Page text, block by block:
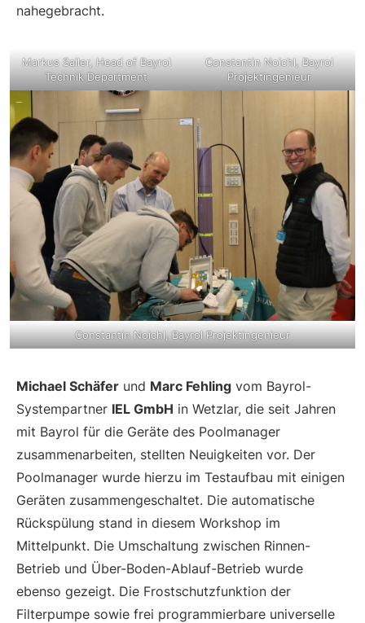
nahegebracht.
Markus Sailer, Head of Bayrol
Technik Department
Constantin Noichl, Bayrol
Projektingenieur
Constantin Noichl, Bayrol Projektingenieur
Michael Schäfer und Marc Fehling vom Bayrol-
Systempartner IEL GmbH in Wetzlar, die seit Jahren
mit Bayrol für die Geräte des Poolmanager
zusammenarbeiten, stellten Neuigkeiten vor. Der
Poolmanager wurde hierzu im Testaufbau mit einigen
Geräten zusammengeschaltet. Die automatische
Rückspülung stand in diesem Workshop im
Mittelpunkt. Die Umschaltung zwischen Rinnen-
Betrieb und Über-Boden-Ablauf-Betrieb wurde
ebenso gezeigt. Die Frostschutzfunktion der
Filterpumpe sowie frei programmierbare universelle